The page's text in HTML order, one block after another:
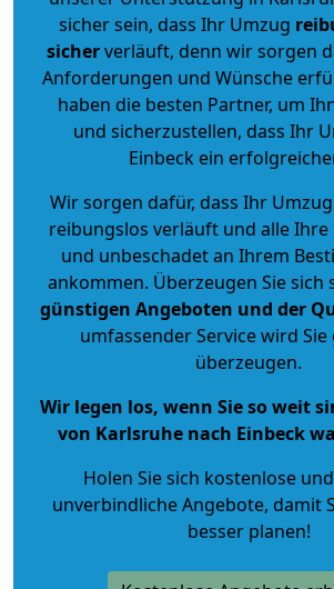
sicher sein, dass Ihr Umzug
sicherverläuft, denn wir sorgen
Anforderungen und Wünsche
haben die besten Partner, um
und sicherzustellen, dass Ihr
Einbeck ein
Wir sorgen dafür, dass Ihr
reibungslos verläuft und alle Ihre
und unbeschadet an Ihrem
ankommen. Überzeugen Sie sich
günstigen Angeboten und der
umfassender Service wird
überzeugen.
Wir legen los, wenn Sie so weit
von Karlsruhe nach Einbeck
Holen Sie sich kostenlose
unverbindliche Angebote, damit
besser planen!